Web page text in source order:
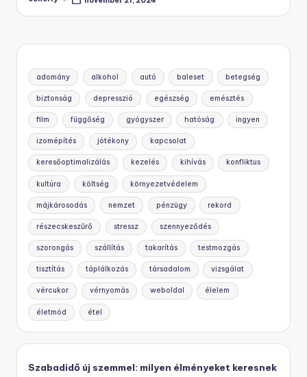
Posted
adomány alkohol autó baleset betegség
biztonság depresszió egészség emésztés
film függőség gyógyszer hatóság ingyen
izomépítés jótékony kapcsolat
keresőoptimalizálás kezelés kihívás konfliktus
kultúra költség környezetvédelem
májkárosodás nemzet pénzügy rekord
részecskeszűrő stressz szennyeződés
szorongás szállítás takarítás testmozgás
tisztítás táplálkozás társadalom vizsgálat
vércukor vérnyomás weboldal élelem
életmód étel
Szabadidő új szemmel: milyen élményeket keresnek